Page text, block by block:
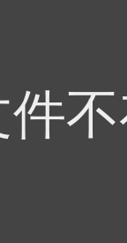
件